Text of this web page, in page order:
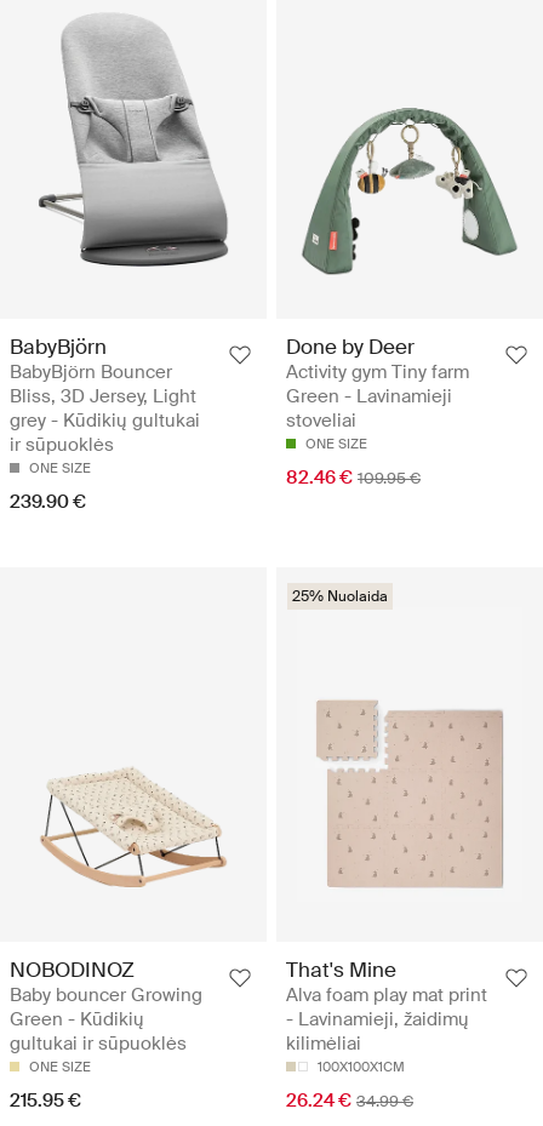
BabyBjörn
BabyBjörn Bouncer
Bliss, 3D Jersey, Light
grey - Kūdikių gultukai
ir sūpuoklės
ONE SIZE
239.90 €
Done by Deer
Activity gym Tiny farm
Green - Lavinamieji
stoveliai
ONE SIZE
82.46 € 109.95 €
NOBODINOZ
Baby bouncer Growing
Green - Kūdikių
gultukai ir sūpuoklės
ONE SIZE
215.95 €
25% Nuolaida
That's Mine
Alva foam play mat print
- Lavinamieji, žaidimų
kilimėliai
100X100X1CM
26.24 € 34.99 €